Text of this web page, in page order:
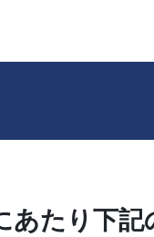
あたり下